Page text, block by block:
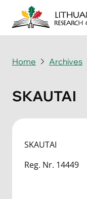
Archives
Books
News & Events
Home Archives
SKAUTAI
SKAUTAI
Reg. Nr. 14449